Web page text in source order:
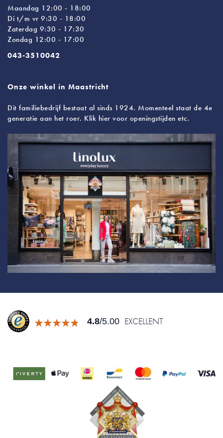
Maandag 12:00 - 18:00
Di t/m vr 9:30 - 18:00
Zaterdag 9:30 - 17:30
Zondag 12:00 - 17:00
043-3510042
Onze winkel in Maastricht
Dit familiebedrijf bestaat al sinds 1924. Momenteel staat de 4e
generatie aan het roer. Klik hier voor openingstijden etc.
4.8/5.00 EXCELLENT